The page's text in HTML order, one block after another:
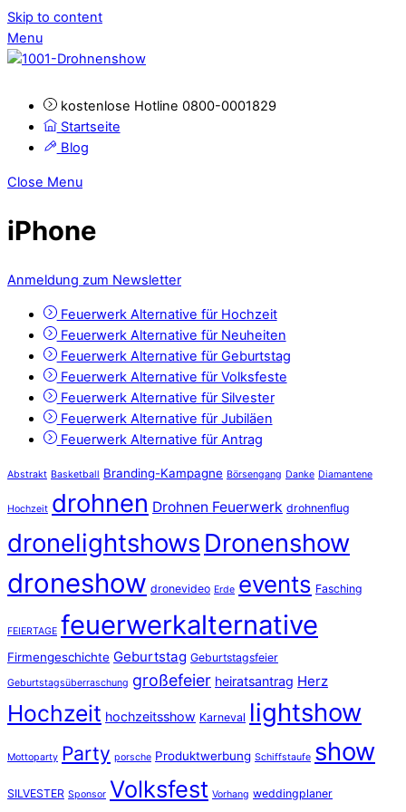
Skip to content
Menu
kostenlose Hotline 0800-0001829
Startseite
Blog
Close Menu
iPhone
Anmeldung zum Newsletter
Feuerwerk Alternative für Hochzeit
Feuerwerk Alternative für Neuheiten
Feuerwerk Alternative für Geburtstag
Feuerwerk Alternative für Volksfeste
Feuerwerk Alternative für Silvester
Feuerwerk Alternative für Jubiläen
Feuerwerk Alternative für Antrag
Abstrakt Basketball Branding-Kampagne Börsengang Danke Diamantene
Hochzeit drohnen Drohnen Feuerwerk drohnenflug
dronelightshows Dronenshow
droneshow dronevideo Erde events Fasching
FEIERTAGE feuerwerkalternative
Firmengeschichte Geburtstag Geburtstagsfeier
Geburtstagsüberraschung großefeier heiratsantrag Herz
Hochzeit hochzeitsshow Karneval lightshow
Mottoparty Party porsche Produktwerbung Schiffstaufe show
SILVESTER Sponsor Volksfest Vorhang weddingplaner